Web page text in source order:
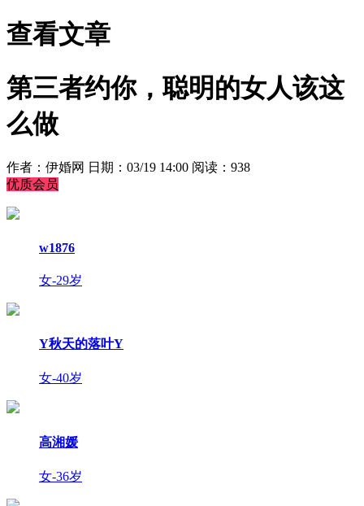
查看文章
第三者约你，聪明的女人该这
么做
作者：伊婚网 日期：03/19 14:00 阅读：938
优质会员
w1876
女-29岁
Y秋天的落叶Y
女-40岁
高湘媛
女-36岁